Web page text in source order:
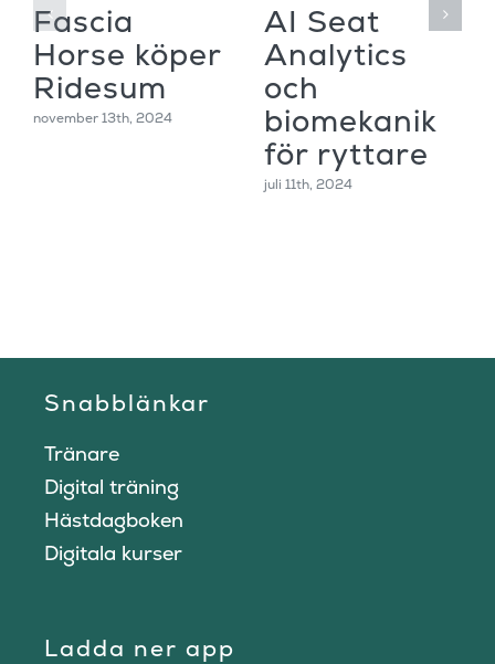
Fascia
Horse köper
Ridesum
november 13th, 2024
AI Seat
Analytics
och
biomekanik
för ryttare
juli 11th, 2024
Snabblänkar
Tränare
Digital träning
Hästdagboken
Digitala kurser
Ladda ner app